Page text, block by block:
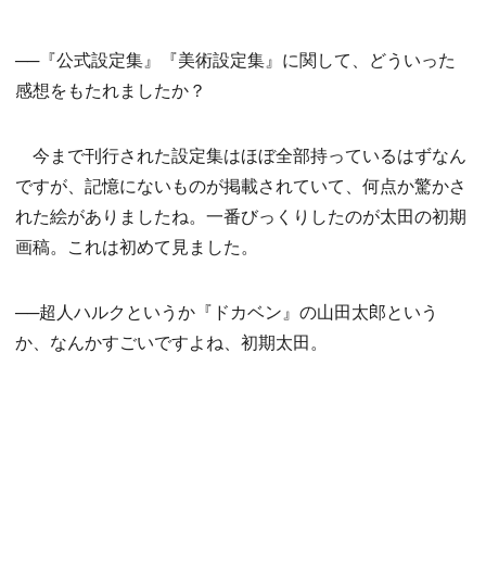
──『公式設定集』『美術設定集』に関して、どういった
感想をもたれましたか？
今まで刊行された設定集はほぼ全部持っているはずなん
ですが、記憶にないものが掲載されていて、何点か驚かさ
れた絵がありましたね。一番びっくりしたのが太田の初期
画稿。これは初めて見ました。
──超人ハルクというか『ドカベン』の山田太郎という
か、なんかすごいですよね、初期太田。